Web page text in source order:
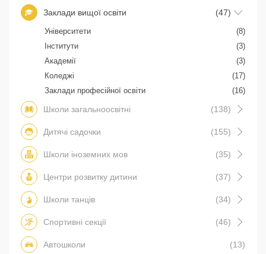
Заклади вищої освіти (47)
Університети
(8)
Інститути
(3)
Академії
(3)
Коледжі
(17)
Заклади професійної освіти
(16)
Школи загальноосвітні (138)
Дитячі садочки (155)
Школи іноземних мов (35)
Центри розвитку дитини (37)
Школи танців (34)
Спортивні секції (46)
Автошколи (13)